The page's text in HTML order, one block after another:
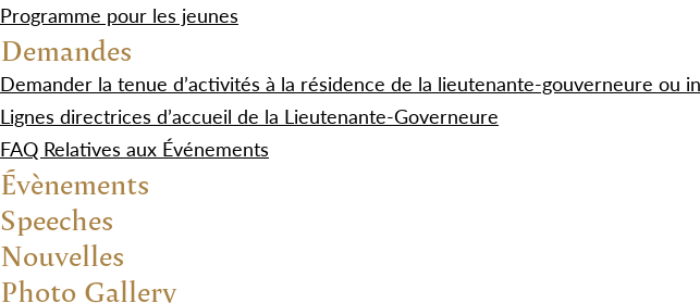
Programme pour les jeunes
Demandes
Demander la tenue d’activités à la résidence de la lieutenante-gouverneure
Lignes directrices d’accueil de la Lieutenante-Governeure
FAQ Relatives aux Événements
Évènements
Speeches
Nouvelles
Photo Gallery